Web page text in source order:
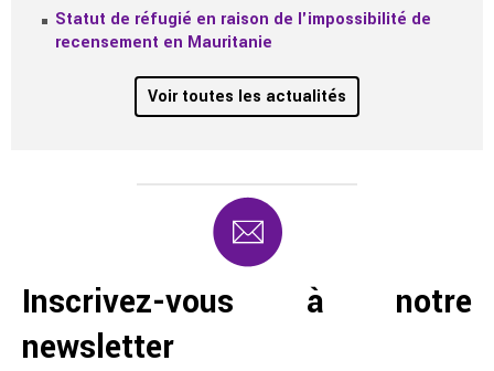
Statut de réfugié en raison de l'impossibilité de
recensement en Mauritanie
Voir toutes les actualités
Inscrivez-vous à notre
newsletter